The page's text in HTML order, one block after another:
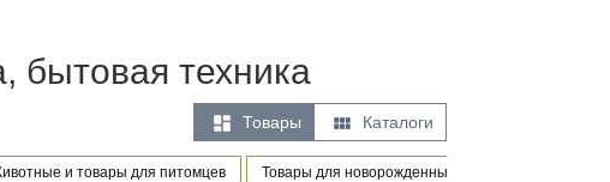
бытовая техника
 Товары  Каталоги
и товары для питомцев Товары для новорожденных и маленьких детей